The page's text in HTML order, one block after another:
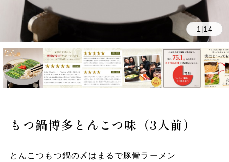
1 |14
もつ鍋博多とんこつ味（3人前）
とんこつもつ鍋の〆はまるで豚骨ラーメン